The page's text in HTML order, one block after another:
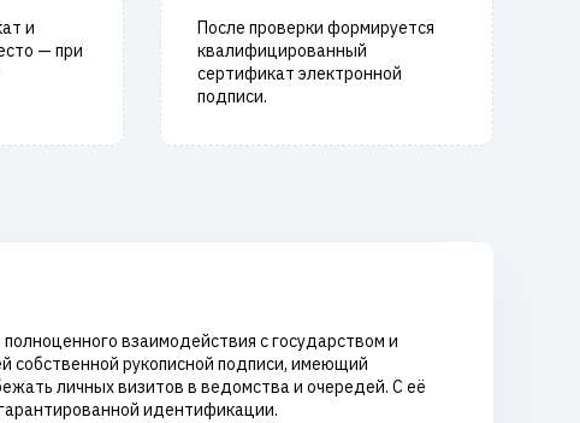
и
— при
После проверки формируется
квалифицированный
сертификат электронной
подписи.
взаимодействия с государством и
собственной рукописной подписи, имеющий
личных визитов в ведомства и очередей. С её
идентификации.